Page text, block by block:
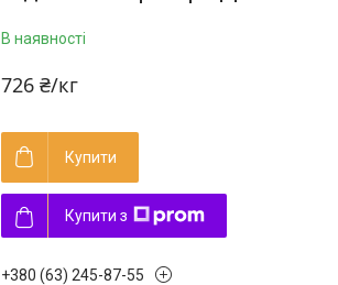
В наявності
726 ₴/кг
Купити
Купити з
+380 (63) 245-87-55